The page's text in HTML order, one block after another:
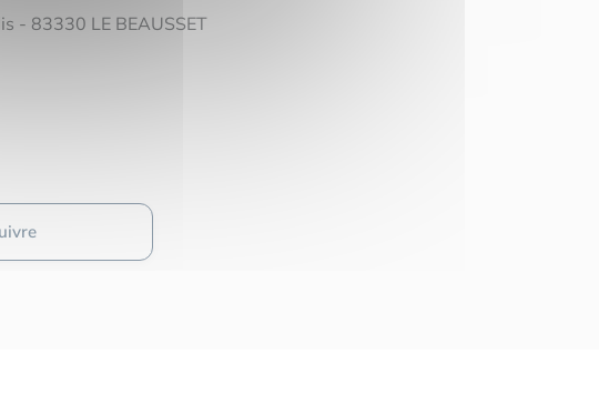
- 83330 LE BEAUSSET